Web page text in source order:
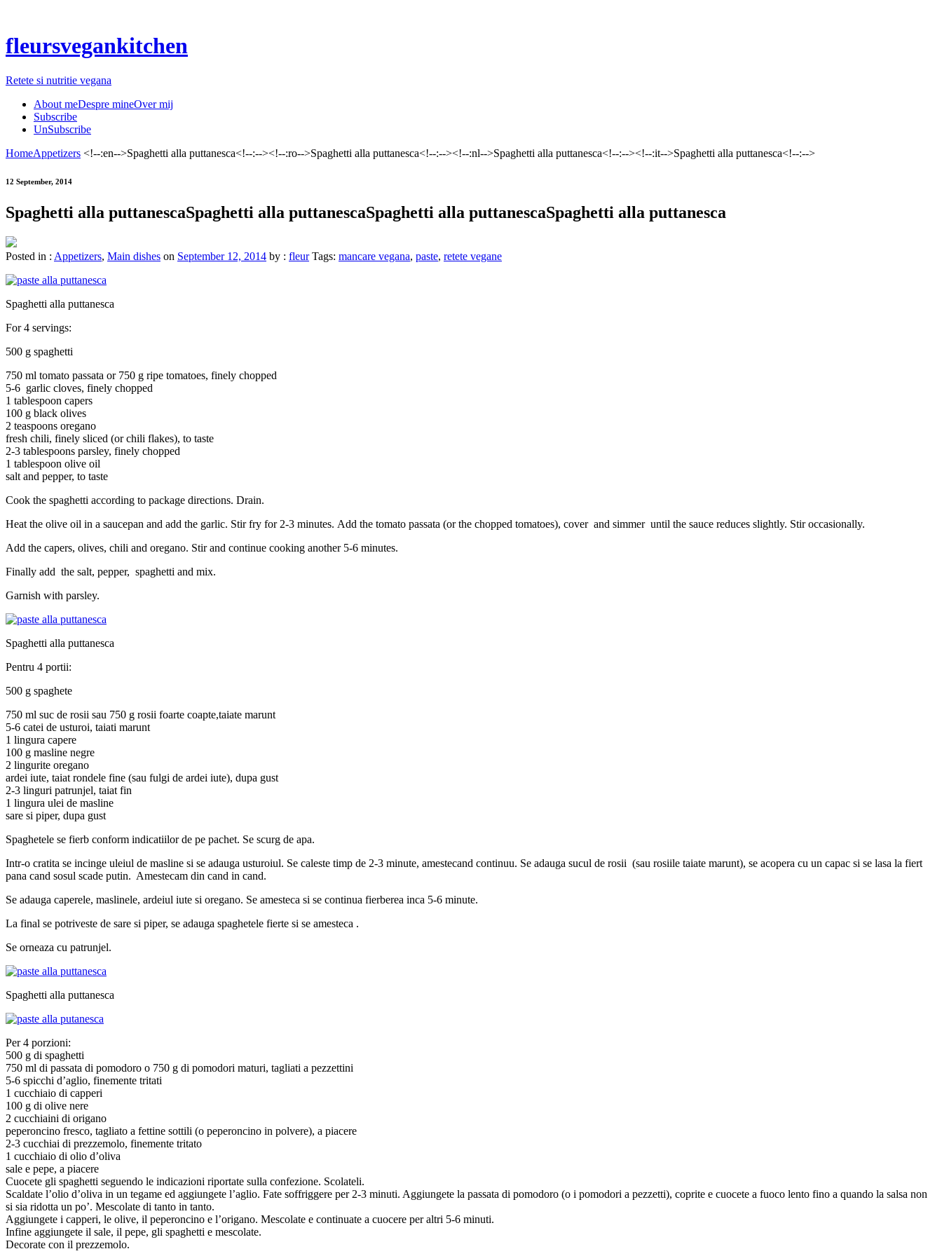
fleursvegankitchen
Retete si nutritie vegana
About meDespre mineOver mij
Subscribe
UnSubscribe
HomeAppetizers <!--:en-->Spaghetti alla puttanesca<!--:--><!--:ro-->Spaghetti alla puttanesca<!--:--><!--:nl-->Spaghetti alla puttanesca<!--:--><!--:it-->Spaghetti alla puttanesca<!--:-->
12 September, 2014
Spaghetti alla puttanescaSpaghetti alla puttanescaSpaghetti alla puttanescaSpaghetti alla puttanesca
Posted in : Appetizers, Main dishes on September 12, 2014 by : fleurTags: mancare vegana, paste, retete vegane
Spaghetti alla puttanesca
For 4 servings:
500 g spaghetti
750 ml tomato passata or 750 g ripe tomatoes, finely chopped
5-6 garlic cloves, finely chopped
1 tablespoon capers
100 g black olives
2 teaspoons oregano
fresh chili, finely sliced (or chili flakes), to taste
2-3 tablespoons parsley, finely chopped
1 tablespoon olive oil
salt and pepper, to taste
Cook the spaghetti according to package directions. Drain.
Heat the olive oil in a saucepan and add the garlic. Stir fry for 2-3 minutes. Add the tomato passata (orthe chopped tomatoes), cover and simmer until the sauce reduces slightly. Stir occasionally.
Add the capers, olives, chili and oregano. Stir and continue cooking another 5-6 minutes.
Finally add the salt, pepper, spaghetti and mix.
Garnish with parsley.
Spaghetti alla puttanesca
Pentru 4 portii:
500 g spaghete
750 ml suc de rosii sau 750 g rosii foarte coapte,taiate marunt
5-6 catei de usturoi, taiati marunt
1 lingura capere
100 g masline negre
2 lingurite oregano
ardei iute, taiat rondele fine (sau fulgi de ardei iute), dupa gust
2-3 linguri patrunjel, taiat fin
1 lingura ulei de masline
sare si piper, dupa gust
Spaghetele se fierb conform indicatiilor de pe pachet. Se scurg de apa.
Intr-o cratita se incinge uleiul de masline si se adauga usturoiul. Se caleste timp de 2-3 minute, amestecand continuu. Se adauga sucul de rosii (sau rosiile taiate marunt), se acopera cu un capac si se lasa la fiert
pana cand sosul scade putin. Amestecam din cand in cand.
Se adauga caperele, maslinele, ardeiul iute si oregano. Se amesteca si se continua fierberea inca 5-6 minute.
La final se potriveste de sare si piper, se adauga spaghetele fierte si se amesteca .
Se orneaza cu patrunjel.
Spaghetti alla puttanesca
Per 4 porzioni:
500 g di spaghetti
750 ml di passata di pomodoro o 750 g di pomodori maturi, tagliati a pezzettini
5-6 spicchi d’aglio, finemente tritati
1 cucchiaio di capperi
100 g di olive nere
2 cucchiaini di origano
peperoncino fresco, tagliato a fettine sottili (o peperoncino in polvere), a piacere
2-3 cucchiai di prezzemolo, finemente tritato
1 cucchiaio di olio d’oliva
sale e pepe, a piacere
Cuocete gli spaghetti seguendo le indicazioni riportate sulla confezione. Scolateli.
Scaldate l’olio d’oliva in un tegame ed aggiungete l’aglio. Fate soffriggere per 2-3 minuti. Aggiungete la passata di pomodoro (o i pomodori a pezzetti), coprite e cuocete a fuoco lento fino a quando la salsa non
si sia ridotta un po’. Mescolate di tanto in tanto.
Aggiungete i capperi, le olive, il peperoncino e l’origano. Mescolate e continuate a cuocere per altri 5-6 minuti.
Infine aggiungete il sale, il pepe, gli spaghetti e mescolate.
Decorate con il prezzemolo.